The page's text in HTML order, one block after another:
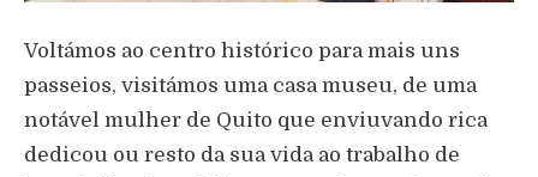
Voltámos ao centro histórico para mais uns
passeios, visitámos uma casa museu, de uma
notável mulher de Quito que enviuvando rica
dedicou ou resto da sua vida ao trabalho de